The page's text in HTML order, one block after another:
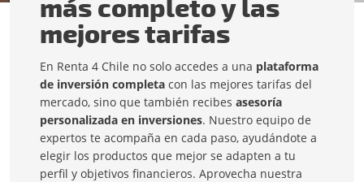
mejores tarifas
En Renta 4 Chile no solo accedes a una plataforma
de inversión completa con las mejores tarifas del
mercado, sino que también recibes asesoría
personalizada en inversiones. Nuestro equipo de
expertos te acompaña en cada paso, ayudándote a
elegir los productos que mejor se adapten a tu
perfil y objetivos financieros. Aprovecha nuestra